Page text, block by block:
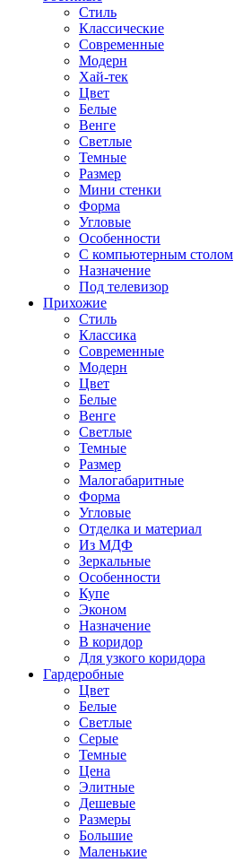
Стиль
Классические
Современные
Модерн
Хай-тек
Цвет
Белые
Венге
Светлые
Темные
Размер
Мини стенки
Форма
Угловые
Особенности
С компьютерным столом
Назначение
Под телевизор
Прихожие
Стиль
Классика
Современные
Модерн
Цвет
Белые
Венге
Светлые
Темные
Размер
Малогабаритные
Форма
Угловые
Отделка и материал
Из МДФ
Зеркальные
Особенности
Купе
Эконом
Назначение
В коридор
Для узкого коридора
Гардеробные
Цвет
Белые
Светлые
Серые
Темные
Цена
Элитные
Дешевые
Размеры
Большие
Маленькие